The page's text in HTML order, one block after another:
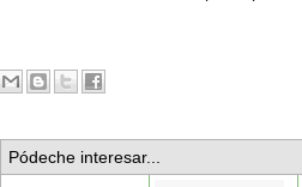
Pódeche interesar...